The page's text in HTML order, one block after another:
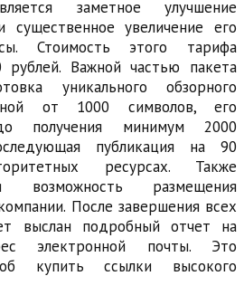
заметное улучшение
существенное увеличение его
Стоимость этого тарифа
рублей. Важной частью пакета
уникального обзорного
от 1000 символов, его
получения минимум 2000
публикация на 90
ресурсах. Также
возможность размещения
После завершения всех
выслан подробный отчет на
электронной почты. Это
купить ссылки высокого